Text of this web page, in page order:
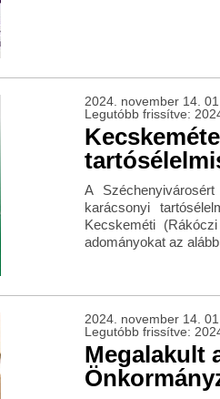
2024. november 14.
Legutóbb frissítve:
A
karácsonyi
Kecskeméti
adományokat az
2024. november 14.
Legutóbb frissítve:
Megalakult